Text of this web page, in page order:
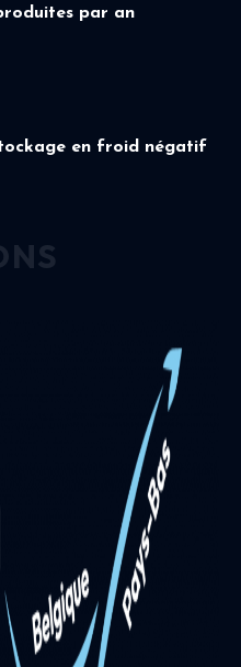
par an
en froid négatif